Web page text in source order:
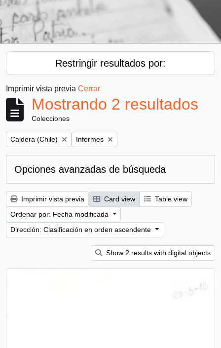
Restringir resultados por:
Imprimir vista previa Cerrar
Mostrando 2 resultados
Colecciones
Remove filter:
Caldera (Chile) Remove filter:
Informes
Opciones avanzadas de búsqueda
Imprimir vista previa Card view
Table view
Ordenar por: Fecha modificada
Dirección: Clasificación en orden ascendente
Show 2 results with digital objects